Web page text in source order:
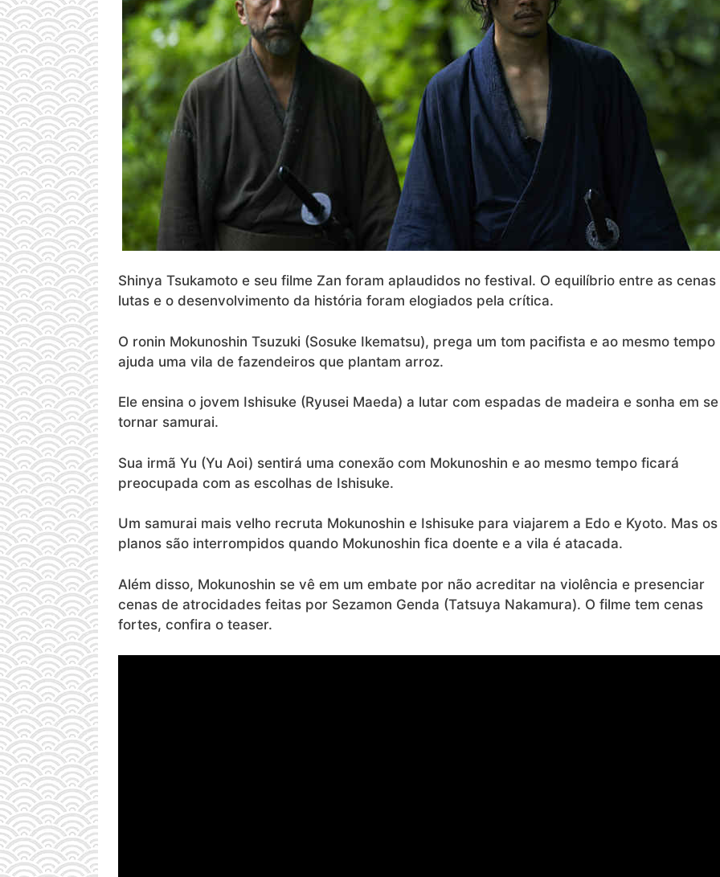
Shinya Tsukamoto e seu filme Zan foram aplaudidos no festival. O equilíbrio entre as cenas
lutas e o desenvolvimento da história foram elogiados pela crítica.
O ronin Mokunoshin Tsuzuki (Sosuke Ikematsu), prega um tom pacifista e ao mesmo tempo
ajuda uma vila de fazendeiros que plantam arroz.
Ele ensina o jovem Ishisuke (Ryusei Maeda) a lutar com espadas de madeira e sonha em se
tornar samurai.
Sua irmã Yu (Yu Aoi) sentirá uma conexão com Mokunoshin e ao mesmo tempo ficará
preocupada com as escolhas de Ishisuke.
Um samurai mais velho recruta Mokunoshin e Ishisuke para viajarem a Edo e Kyoto. Mas os
planos são interrompidos quando Mokunoshin fica doente e a vila é atacada.
Além disso, Mokunoshin se vê em um embate por não acreditar na violência e presenciar
cenas de atrocidades feitas por Sezamon Genda (Tatsuya Nakamura). O filme tem cenas
fortes, confira o teaser.